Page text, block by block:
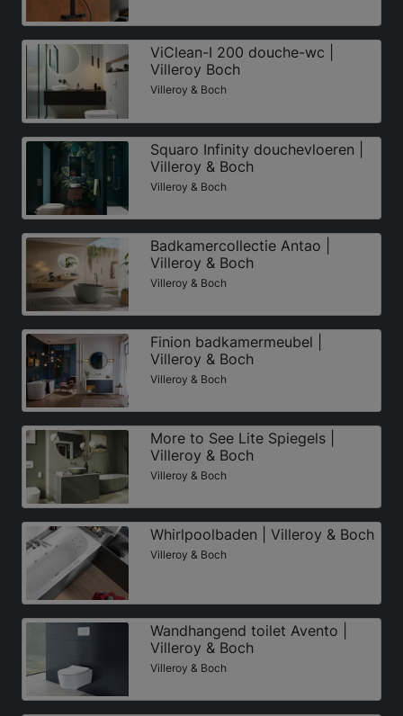
ViClean-I 200 douche-wc |
Villeroy Boch
Villeroy & Boch
Squaro Infinity douchevloeren |
Villeroy & Boch
Villeroy & Boch
Badkamercollectie Antao |
Villeroy & Boch
Villeroy & Boch
Finion badkamermeubel |
Villeroy & Boch
Villeroy & Boch
More to See Lite Spiegels |
Villeroy & Boch
Villeroy & Boch
Whirlpoolbaden | Villeroy & Boch
Villeroy & Boch
Wandhangend toilet Avento |
Villeroy & Boch
Villeroy & Boch